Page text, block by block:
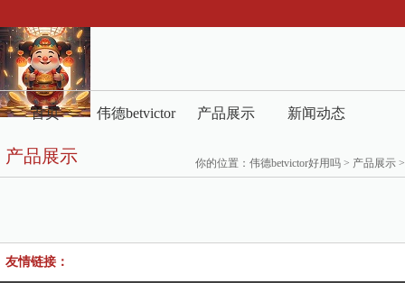
首页 伟德betvictor 产品展示 新闻动态
产品展示 你的位置： 伟德betvictor好用吗 > 产品展示 >
友情链接：